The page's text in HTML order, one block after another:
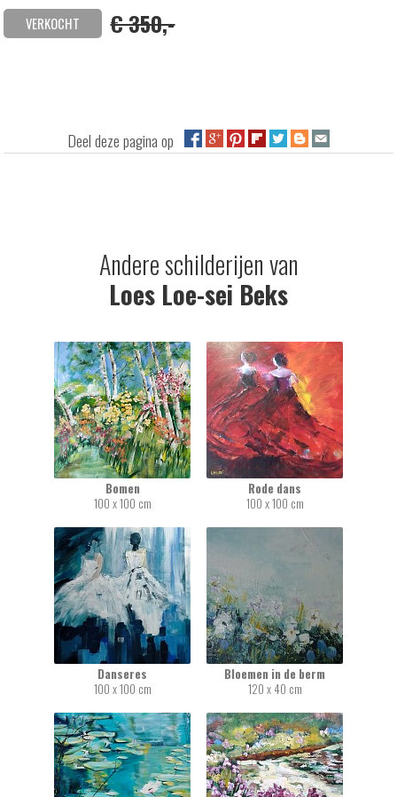
VERKOCHT € 350,-
Deel deze pagina op
Andere schilderijen van
Loes Loe-sei Beks
Bomen
100 x 100 cm
Rode dans
100 x 100 cm
Danseres
100 x 100 cm
Bloemen in de berm
120 x 40 cm